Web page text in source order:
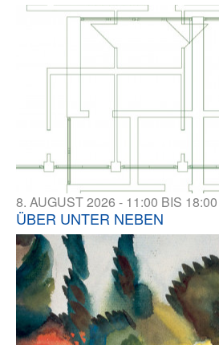
8. AUGUST 2026 - 11:00 BIS
ÜBER UNTER NEBEN